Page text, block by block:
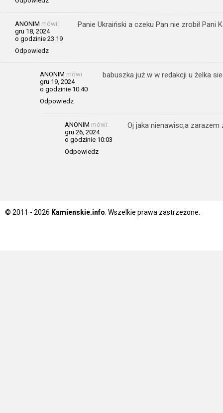
ANONIM mówi:
gru 18, 2024
o godzinie 23:19
Odpowiedz
Panie Ukraiński a czeku Pan nie zrobił Pani
ANONIM mówi:
gru 19, 2024
o godzinie 10:40
Odpowiedz
babuszka już w w redakcji u żelka
ANONIM mówi:
gru 26, 2024
o godzinie 10:03
Odpowiedz
Oj jaka nienawisc,a
© 2011 - 2026 Kamienskie.info . Wszelkie prawa zastrzeżone.